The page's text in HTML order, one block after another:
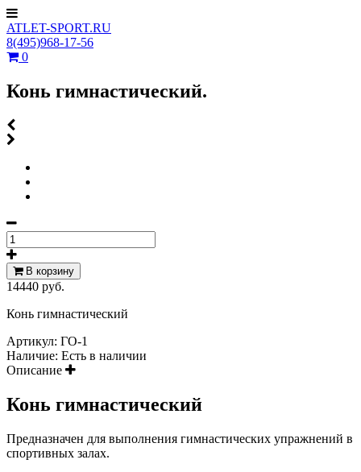
ATLET-SPORT.RU
8(495)968-17-56
0
Конь гимнастический.
В корзину
14440 руб.
Конь гимнастический
Артикул: ГО-1
Наличие: Есть в наличии
Описание
Конь гимнастический
Предназначен для выполнения гимнастических упражнений в
спортивных залах.